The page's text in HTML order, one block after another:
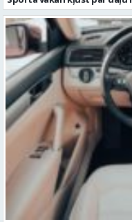
Volkswagen Passat
kalpošanas laikam